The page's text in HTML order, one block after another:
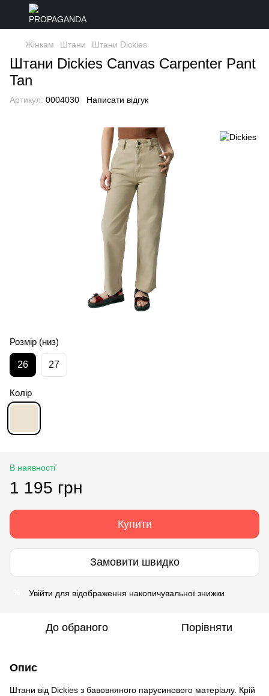
Жінкам Штани Штани Dickies
Штани Dickies Canvas Carpenter Pant
Tan
Артикул: 0004030 Написати відгук
Розмір (низ)
26 27
Колір
В наявності
1 195 грн
Купити
Замовити швидко
Увійти для відображення накопичувальної знижки
До обраного Порівняти
Опис
Штани від Dickies з бавовняного парусинового матеріалу. Крій